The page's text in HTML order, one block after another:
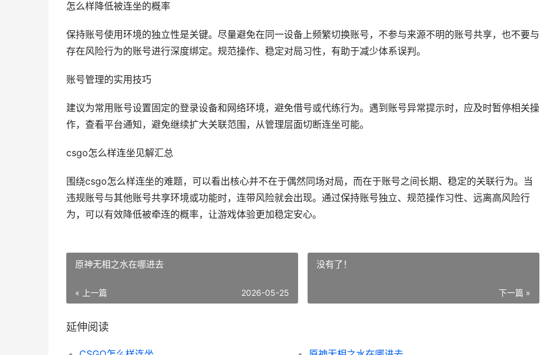
怎么样降低被连坐的概率
保持账号使用环境的独立性是关键。尽量避免在同一设备上频繁切换账号，不参与来源不明的账号共享，也不要与
存在风险行为的账号进行深度绑定。规范操作、稳定对局习性，有助于减少体系误判。
账号管理的实用技巧
建议为常用账号设置固定的登录设备和网络环境，避免借号或代练行为。遇到账号异常提示时，应及时暂停相关操
作，查看平台通知，避免继续扩大关联范围，从管理层面切断连坐可能。
csgo怎么样连坐见解汇总
围绕csgo怎么样连坐的难题，可以看出核心并不在于偶然同场对局，而在于账号之间长期、稳定的关联行为。当
违规账号与其他账号共享环境或功能时，连带风险就会出现。通过保持账号独立、规范操作习性、远离高风险行
为，可以有效降低被牵连的概率，让游戏体验更加稳定安心。
原神无相之水在哪进去
« 上一篇 2026-05-25
没有了！
下一篇 »
延伸阅读